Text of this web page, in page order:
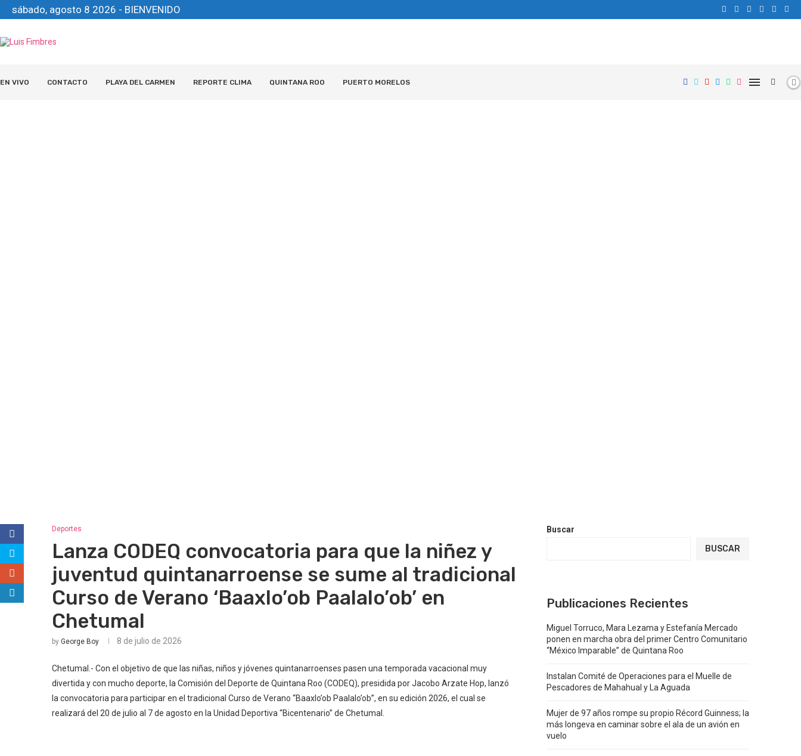
sábado, agosto 8 2026 - BIENVENIDO
EN VIVO CONTACTO PLAYA DEL CARMEN REPORTE CLIMA QUINTANA ROO PUERTO MORELOS
Deportes
Lanza CODEQ convocatoria para que la niñez y
juventud quintanarroense se sume al tradicional
Curso de Verano ‘Baaxlo’ob Paalalo’ob’ en
Chetumal
by George Boy 8 de julio de 2026
Chetumal.- Con el objetivo de que las niñas, niños y jóvenes quintanarroenses pasen una temporada vacacional muy
divertida y con mucho deporte, la Comisión del Deporte de Quintana Roo (CODEQ), presidida por Jacobo Arzate Hop, lanzó
la convocatoria para participar en el tradicional Curso de Verano “Baaxlo’ob Paalalo’ob”, en su edición 2026, el cual se
realizará del 20 de julio al 7 de agosto en la Unidad Deportiva “Bicentenario” de Chetumal.
Buscar
BUSCAR
Publicaciones Recientes
Miguel Torruco, Mara Lezama y Estefanía Mercado
ponen en marcha obra del primer Centro Comunitario
“México Imparable” de Quintana Roo
Instalan Comité de Operaciones para el Muelle de
Pescadores de Mahahual y La Aguada
Mujer de 97 años rompe su propio Récord Guinness; la
más longeva en caminar sobre el ala de un avión en
vuelo